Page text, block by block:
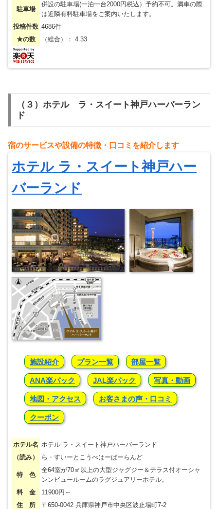
駐車場
併設の駐車場(一泊一台2000円税込）予約不可。満車の際
は近隣有料駐車場をご案内いたします。
投稿件数 4686件
★の数
（総合）： 4.33
（３）ホテル ラ・スイート神戸ハーバーラン
ド
宿のサービスや設備の特徴・ ⼝ コミを紹介します
ホテル ラ・スイート神戸ハー
バーランド
施設紹介 プラン一覧 部屋一覧
ANA楽パック JAL楽パック 写真・動画
地図・アクセス お客さまの声・口コミ
クーポン
ホテル名 ホテル ラ・スイート神戸ハーバーランド
（読み）
ら・すいーとこうべはーばーらんど
特 色
全64室が70㎡以上の大型ジャグジー＆テラス付オーシャ
ンンビュールームのラグジュアリーホテル。
料 金
11900円～
住 所
〒650-0042 兵庫県神戸市中央区波止場町7-2